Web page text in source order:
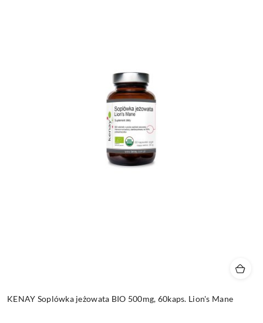
KENAY Soplówka jeżowata BIO 500mg, 60kaps. Lion's Mane